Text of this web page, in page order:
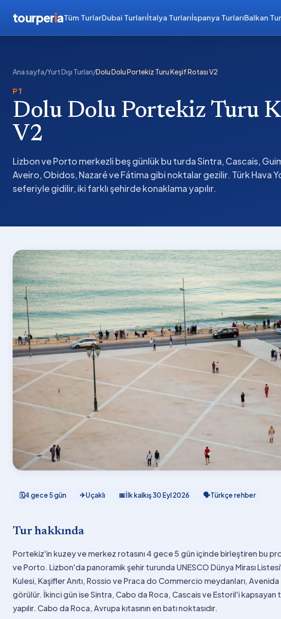
tourperiaTüm TurlarDubai Turlarıİtalya Turlarıİspanya TurlarıBalkan
Ana sayfa/Yurt Dışı Turları/Dolu Dolu Portekiz Turu Keşif Rotası V2
PT
Dolu Dolu Portekiz Turu
V2
Lizbon ve Porto merkezli beş günlük bu turda Sintra, Cascais,
Aveiro, Obidos, Nazaré ve Fátima gibi noktalar gezilir. Türk Hava
seferiyle gidilir, iki farklı şehirde konaklama yapılır.
🗓4 gece 5 gün ✈Uçaklı 📅İlk kalkış30 Eyl 2026 🗣Türkçe rehber
Tur hakkında
Portekiz'in kuzey ve merkez rotasını 4 gece 5 gün içinde birleştiren bu
ve Porto. Lizbon'da panoramik şehir turunda UNESCO Dünya Mirası
Kulesi, Kaşifler Anıtı, Rossio ve Praca do Commercio meydanları,
görülür. İkinci gün ise Sintra, Cabo da Roca, Cascais ve Estoril'i kapsayan
yapılır. Cabo da Roca, Avrupa kıtasının en batı noktasıdır.